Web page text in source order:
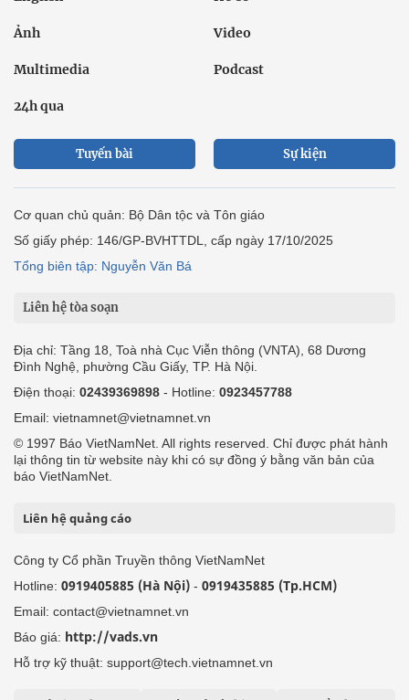
Ảnh Video
Multimedia Podcast
24h qua
Tuyến bài Sự kiện
Cơ quan chủ quản: Bộ Dân tộc và Tôn giáo
Số giấy phép: 146/GP-BVHTTDL, cấp ngày 17/10/2025
Tổng biên tập: Nguyễn Văn Bá
Liên hệ tòa soạn
Địa chỉ: Tầng 18, Toà nhà Cục Viễn thông (VNTA), 68 Dương
Đình Nghệ, phường Cầu Giấy, TP. Hà Nội.
Điện thoại: 02439369898 - Hotline: 0923457788
Email: vietnamnet@vietnamnet.vn
© 1997 Báo VietNamNet. All rights reserved. Chỉ được phát hành
lại thông tin từ website này khi có sự đồng ý bằng văn bản của
báo VietNamNet.
Liên hệ quảng cáo
Công ty Cổ phần Truyền thông VietNamNet
Hotline: 0919405885 (Hà Nội) - 0919435885 (Tp.HCM)
Email: contact@vietnamnet.vn
Báo giá: http://vads.vn
Hỗ trợ kỹ thuật: support@tech.vietnamnet.vn